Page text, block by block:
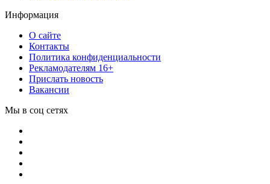
Информация
О сайте
Контакты
Политика конфиденциальности
Рекламодателям 16+
Прислать новость
Вакансии
Мы в соц сетях